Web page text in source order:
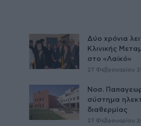
Δύο χρόνια
Κλινικής
στο «Λαϊκό»
27 Φεβρουαρίου
Νοσ.
σύστημα
διαθερμίας
27 Φεβρουαρίου